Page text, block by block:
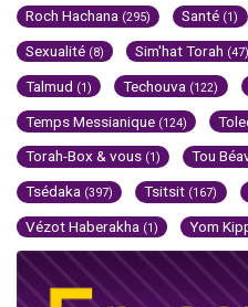
Roch Hachana (295) Santé (1)
Sexualité (8) Sim'hat Torah (47)
Talmud (1) Techouva (122)
Temps Messianique (124)
Torah-Box & vous (1) Tou
Tsédaka (397) Tsitsit (167)
Vézot Haberakha (1) Yom